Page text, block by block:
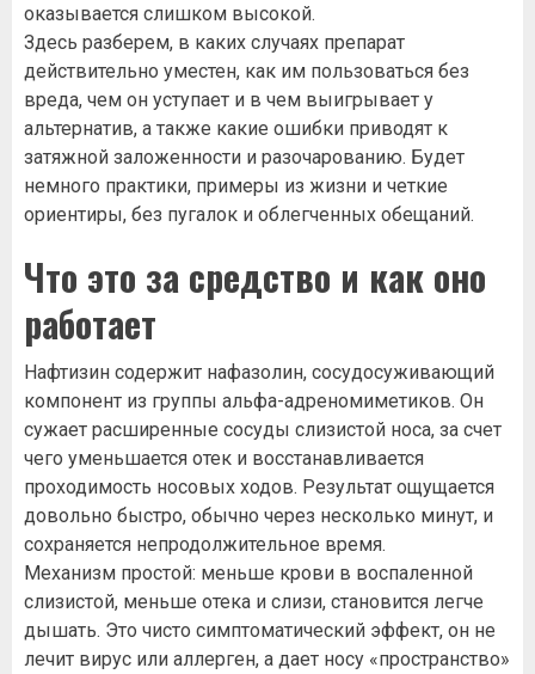
оказывается слишком высокой.
Здесь разберем, в каких случаях препарат
действительно уместен, как им пользоваться без
вреда, чем он уступает и в чем выигрывает у
альтернатив, а также какие ошибки приводят к
затяжной заложенности и разочарованию. Будет
немного практики, примеры из жизни и четкие
ориентиры, без пугалок и облегченных обещаний.
Что это за средство и как оно
работает
Нафтизин содержит нафазолин, сосудосуживающий
компонент из группы альфа-адреномиметиков. Он
сужает расширенные сосуды слизистой носа, за счет
чего уменьшается отек и восстанавливается
проходимость носовых ходов. Результат ощущается
довольно быстро, обычно через несколько минут, и
сохраняется непродолжительное время.
Механизм простой: меньше крови в воспаленной
слизистой, меньше отека и слизи, становится легче
дышать. Это чисто симптоматический эффект, он не
лечит вирус или аллерген, а дает носу «пространство»